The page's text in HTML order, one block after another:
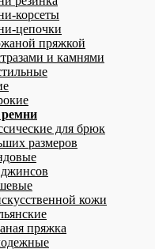
корсеты
цепочки
пряжкой
и камнями
для брюк
размеров
кожи
пряжка